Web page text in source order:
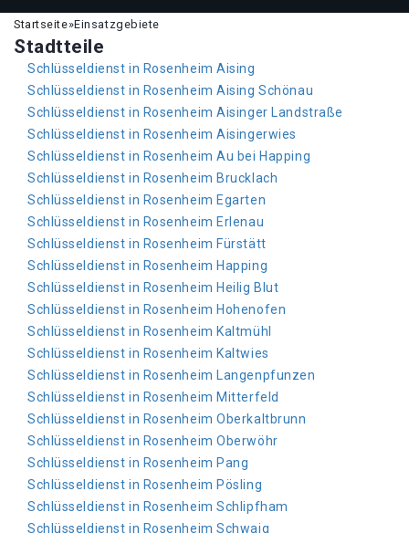
Startseite»Einsatzgebiete
Stadtteile
Schlüsseldienst in Rosenheim Aising
Schlüsseldienst in Rosenheim Aising Schönau
Schlüsseldienst in Rosenheim Aisinger Landstraße
Schlüsseldienst in Rosenheim Aisingerwies
Schlüsseldienst in Rosenheim Au bei Happing
Schlüsseldienst in Rosenheim Brucklach
Schlüsseldienst in Rosenheim Egarten
Schlüsseldienst in Rosenheim Erlenau
Schlüsseldienst in Rosenheim Fürstätt
Schlüsseldienst in Rosenheim Happing
Schlüsseldienst in Rosenheim Heilig Blut
Schlüsseldienst in Rosenheim Hohenofen
Schlüsseldienst in Rosenheim Kaltmühl
Schlüsseldienst in Rosenheim Kaltwies
Schlüsseldienst in Rosenheim Langenpfunzen
Schlüsseldienst in Rosenheim Mitterfeld
Schlüsseldienst in Rosenheim Oberkaltbrunn
Schlüsseldienst in Rosenheim Oberwöhr
Schlüsseldienst in Rosenheim Pang
Schlüsseldienst in Rosenheim Pösling
Schlüsseldienst in Rosenheim Schlipfham
Schlüsseldienst in Rosenheim Schwaig